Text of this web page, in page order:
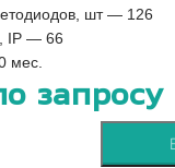
шт — 126
IP — 66
мес.
запросу